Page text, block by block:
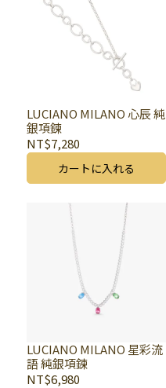
LUCIANO MILANO 心辰 純
銀項鍊
NT$7,280
カートに入れる
LUCIANO MILANO 星彩流
語 純銀項鍊
NT$6,980